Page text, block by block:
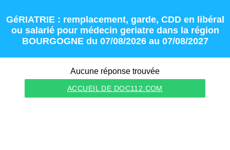
GéRIATRIE : remplacement, garde, CDDen libéral
ou salariépour médecin geriatredans la région
BOURGOGNEdu 07/08/2026 au 07/08/2027
Aucune réponse trouvée
ACCUEIL DE DOC112.COM